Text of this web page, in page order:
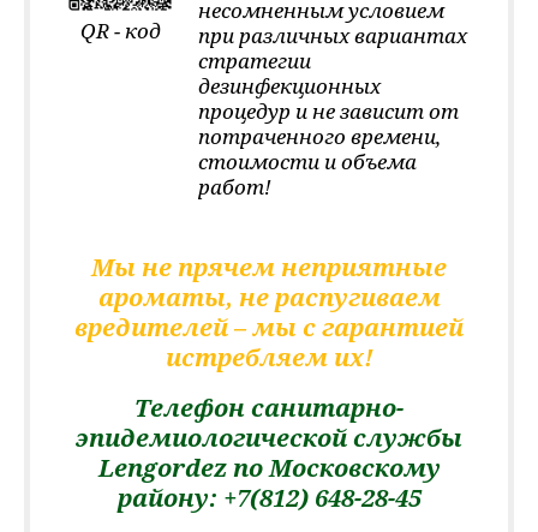
QR - код
несомненным условием
при различных вариантах
стратегии
дезинфекционных
процедур и не зависит от
потраченного времени,
стоимости и объема
работ!
Мы не прячем неприятные
ароматы, не распугиваем
вредителей – мы с гарантией
истребляем их!
Телефон санитарно-
эпидемиологической службы
Lengordez по Московскому
району: +7(812) 648-28-45